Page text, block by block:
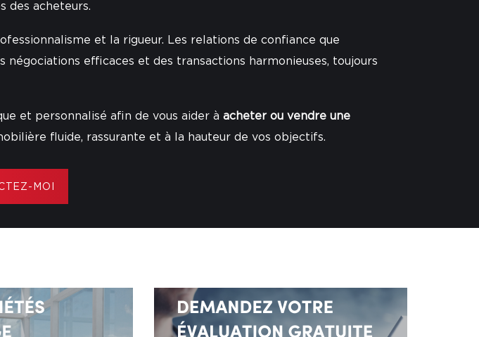
des acheteurs.
et la rigueur. Les relations de confiance que
négociations efficaces et des transactions harmonieuses, toujours
et personnalisé afin de vous aider à acheter ou vendre une
fluide, rassurante et à la hauteur de vos objectifs.
MOI